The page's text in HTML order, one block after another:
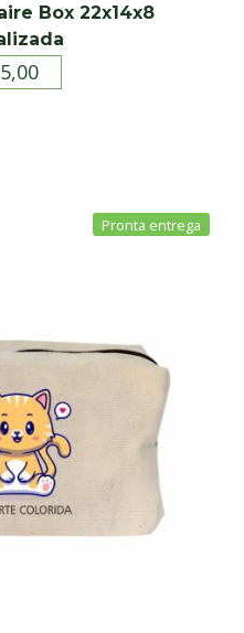
Box 22x14x8